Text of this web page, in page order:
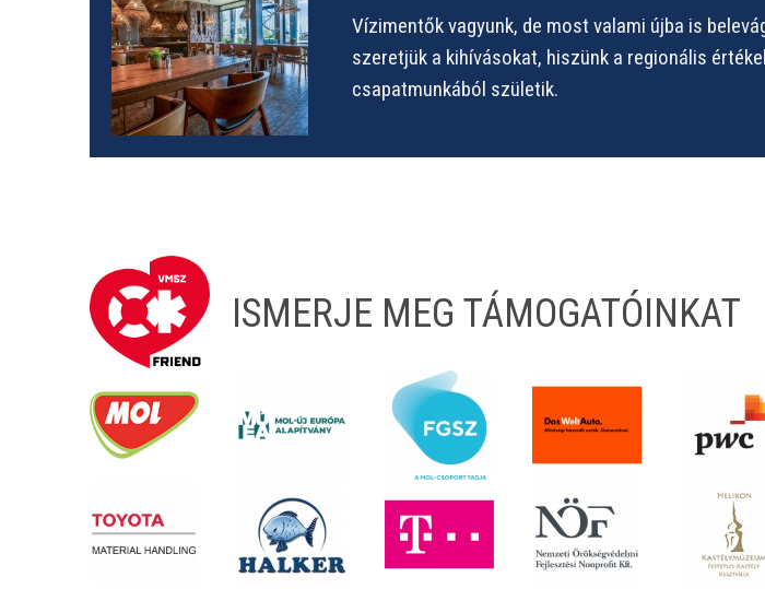
Vízimentők vagyunk, de most valami újba is
szeretjük a kihívásokat, hiszünk a regionális
csapatmunkából születik.
ISMERJE MEG TÁMOGATÓINKAT